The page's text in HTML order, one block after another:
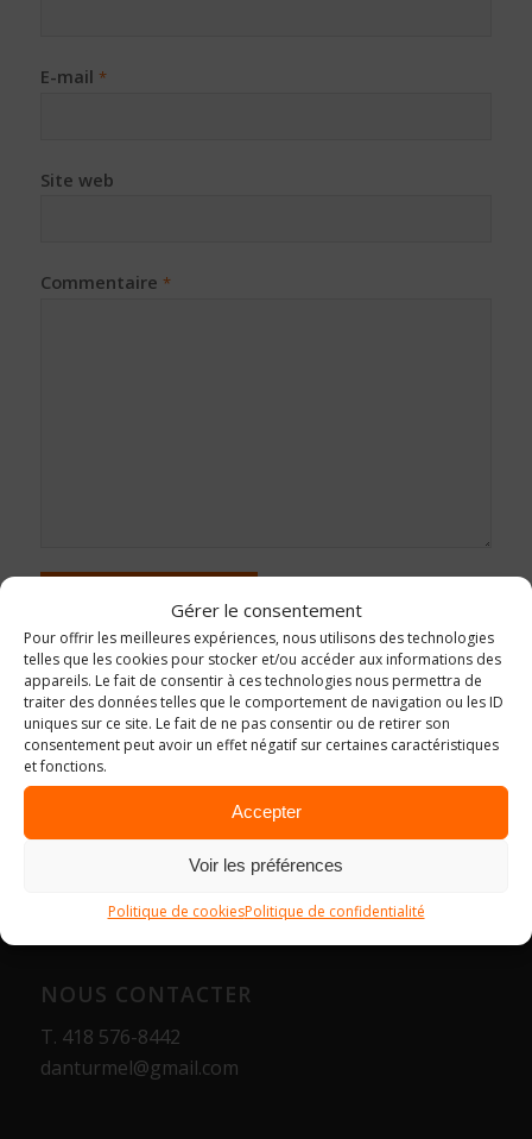
Gérer le consentement
Pour offrir les meilleures expériences, nous utilisons des technologies
telles que les cookies pour stocker et/ou accéder aux informations des
appareils. Le fait de consentir à ces technologies nous permettra de
traiter des données telles que le comportement de navigation ou les ID
uniques sur ce site. Le fait de ne pas consentir ou de retirer son
consentement peut avoir un effet négatif sur certaines caractéristiques
et fonctions.
Accepter
Voir les préférences
Politique de cookiesPolitique de confidentialité
E-mail *
Site web
Commentaire *
NOUS CONTACTER
T. 418 576-8442
danturmel@gmail.com